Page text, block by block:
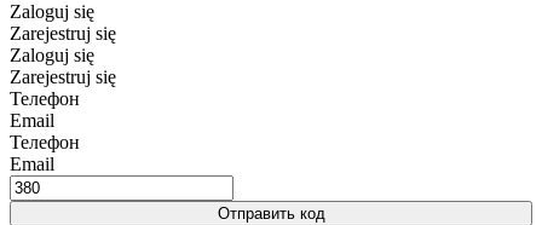
Zaloguj się
Zarejestruj się
Zaloguj się
Zarejestruj się
Телефон
Email
Телефон
Email
Отправить код